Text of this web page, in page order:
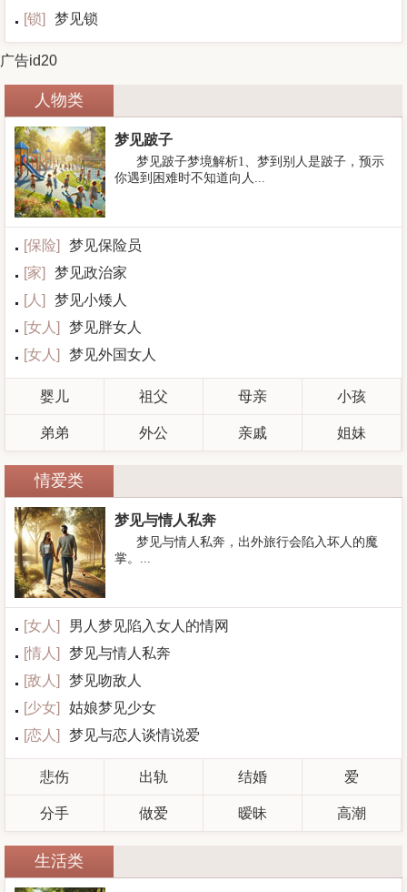
[锁] 梦见锁
广告id20
人物类
梦见跛子
梦见跛子梦境解析1、梦到别人是跛子，预示
你遇到困难时不知道向人...
[保险]
梦见保险员
[家]
梦见政治家
[人 ]
梦见小矮人
[女人 ]
梦见胖女人
[女人 ] 梦见外国女人
婴儿 祖父 母亲 小孩
弟弟 外公 亲戚 姐妹
情爱类
梦见与情人私奔
梦见与情人私奔，出外旅行会陷入坏人的魔
掌。...
[女人 ]
男人梦见陷入女人的情网
[情人 ]
梦见与情人私奔
[敌人 ]
梦见吻敌人
[少女]
姑娘梦见少女
[恋人 ] 梦见与恋人谈情说爱
悲伤 出轨 结婚 爱
分手 做爱 暧昧 高潮
生活类